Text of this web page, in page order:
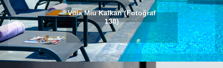
Villa Miu Kalkan (Fotoğraf
138)